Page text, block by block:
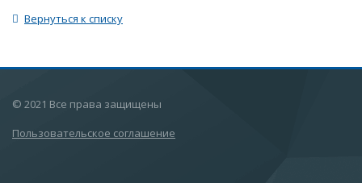
Вернуться к списку
© 2021 Все права защищены
Пользовательское соглашение